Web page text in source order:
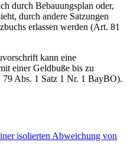
durch Bebauungsplan oder,
durch andere Satzungen
erlassen werden (Art. 81
kann eine
einer Geldbuße bis zu
Abs. 1 Satz 1 Nr. 1 BayBO).
isolierten Abweichung von